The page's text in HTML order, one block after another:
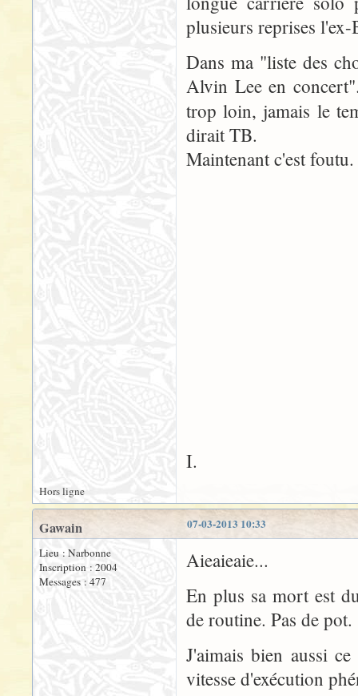
plusieurs reprises
Dans ma "liste des
Alvin Lee en
trop loin, jamais le
dirait TB.
Maintenant c'est
I.
Hors ligne
07-03-2013 10:33
Gawain
Lieu : Narbonne
Inscription : 2004
Messages : 477
Aieaieaie...
En plus sa mort est
de routine. Pas de pot.
J'aimais bien aussi
vitesse d'exécution